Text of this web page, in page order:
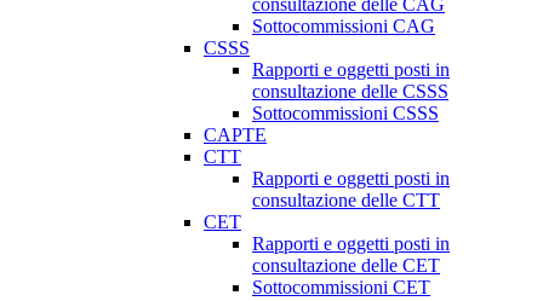
consultazione delle CAG
Sottocommissioni CAG
CSSS
Rapporti e oggetti posti in
consultazione delle CSSS
Sottocommissioni CSSS
CAPTE
CTT
Rapporti e oggetti posti in
consultazione delle CTT
CET
Rapporti e oggetti posti in
consultazione delle CET
Sottocommissioni CET